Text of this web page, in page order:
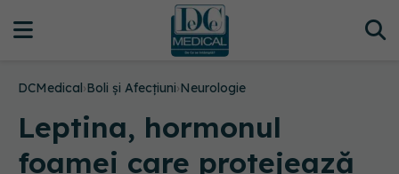
DCMedical›Boli și Afecțiuni›Neurologie
Leptina, hormonul
foamei care protejează